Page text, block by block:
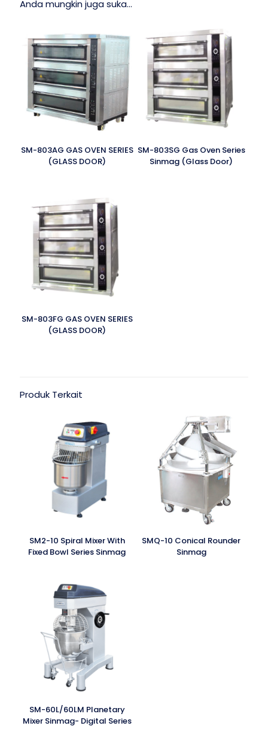
Anda mungkin juga suka…
SM-803AG GAS OVEN SERIES
(GLASS DOOR)
SM-803SG Gas Oven Series
Sinmag (Glass Door)
SM-803FG GAS OVEN SERIES
(GLASS DOOR)
Produk Terkait
SM2-10 Spiral Mixer With
Fixed Bowl Series Sinmag
SMQ-10 Conical Rounder
Sinmag
SM-60L/60LM Planetary
Mixer Sinmag- Digital Series